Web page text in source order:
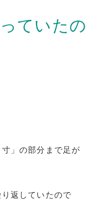
ていたの
」の部分まで足が
返していたので